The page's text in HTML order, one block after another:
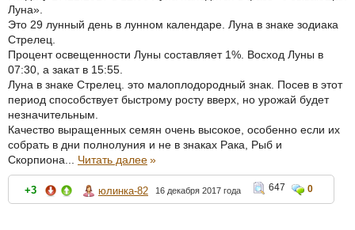
Луна».
Это 29 лунный день в лунном календаре. Луна в знаке зодиака
Стрелец.
Процент освещенности Луны составляет 1%. Восход Луны в
07:30, а закат в 15:55.
Луна в знаке Стрелец. это малоплодородный знак. Посев в этот
период способствует быстрому росту вверх, но урожай будет
незначительным.
Качество выращенных семян очень высокое, особенно если их
собрать в дни полнолуния и не в знаках Рака, Рыб и
Скорпиона... Читать далее»
+3 юлинка-82 16 декабря 2017 года 647 0